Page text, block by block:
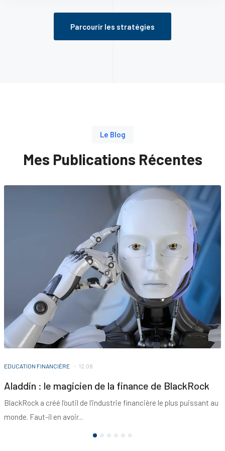
Parcourir les stratégies
Le Blog
Mes Publications Récentes
EDUCATION FINANCIÈRE 12.08
Aladdin : le magicien de la finance de BlackRock
BlackRock a créé l'outil de l'industrie financière le plus puissant au
monde. Faut-il en avoir...